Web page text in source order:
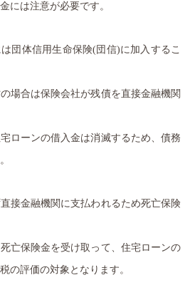
には注意が必要です。
団体信用生命保険(団信)に加入するこ
場合は保険会社が残債を直接金融機関
ローンの借入金は消滅するため、債務
接金融機関に支払われるため死亡保険
亡保険金を受け取って、住宅ローンの
の評価の対象となります。